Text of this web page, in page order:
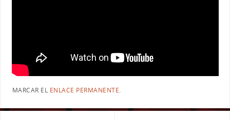
MARCAR EL ENLACE PERMANENTE.